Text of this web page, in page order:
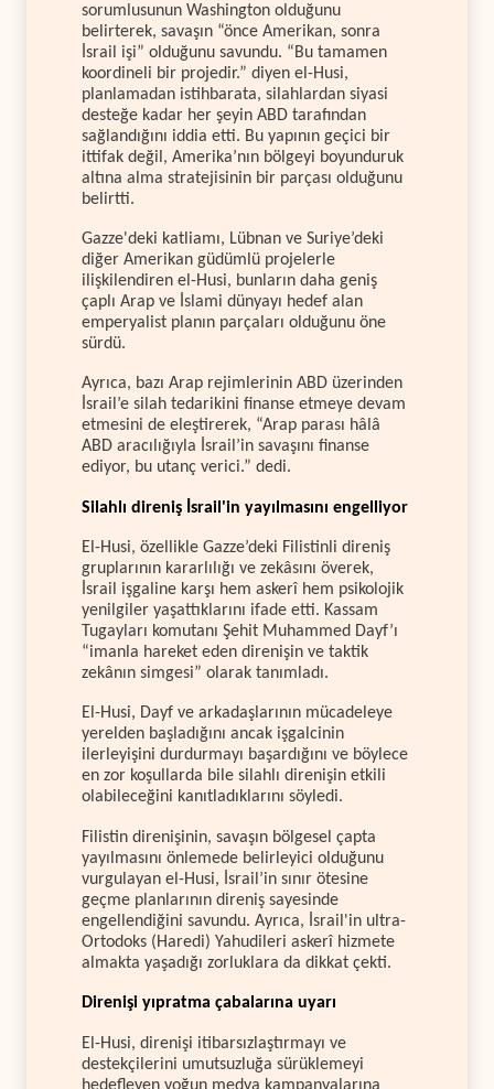
sorumlusunun Washington olduğunu
belirterek, savaşın “önce Amerikan, sonra
İsrail işi” olduğunu savundu. “Bu tamamen
koordineli bir projedir.” diyen el-Husi,
planlamadan istihbarata, silahlardan siyasi
desteğe kadar her şeyin ABD tarafından
sağlandığını iddia etti. Bu yapının geçici bir
ittifak değil, Amerika’nın bölgeyi boyunduruk
altına alma stratejisinin bir parçası olduğunu
belirtti.
Gazze'deki katliamı, Lübnan ve Suriye’deki
diğer Amerikan güdümlü projelerle
ilişkilendiren el-Husi, bunların daha geniş
çaplı Arap ve İslami dünyayı hedef alan
emperyalist planın parçaları olduğunu öne
sürdü.
Ayrıca, bazı Arap rejimlerinin ABD üzerinden
İsrail’e silah tedarikini finanse etmeye devam
etmesini de eleştirerek, “Arap parası hâlâ
ABD aracılığıyla İsrail’in savaşını finanse
ediyor, bu utanç verici.” dedi.
Silahlı direniş İsrail'in yayılmasını engelliyor
El-Husi, özellikle Gazze’deki Filistinli direniş
gruplarının kararlılığı ve zekâsını överek,
İsrail işgaline karşı hem askerî hem psikolojik
yenilgiler yaşattıklarını ifade etti. Kassam
Tugayları komutanı Şehit Muhammed Dayf’ı
“imanla hareket eden direnişin ve taktik
zekânın simgesi” olarak tanımladı.
El-Husi, Dayf ve arkadaşlarının mücadeleye
yerelden başladığını ancak işgalcinin
ilerleyişini durdurmayı başardığını ve böylece
en zor koşullarda bile silahlı direnişin etkili
olabileceğini kanıtladıklarını söyledi.
Filistin direnişinin, savaşın bölgesel çapta
yayılmasını önlemede belirleyici olduğunu
vurgulayan el-Husi, İsrail’in sınır ötesine
geçme planlarının direniş sayesinde
engellendiğini savundu. Ayrıca, İsrail'in ultra-
Ortodoks (Haredi) Yahudileri askerî hizmete
almakta yaşadığı zorluklara da dikkat çekti.
Direnişi yıpratma çabalarına uyarı
El-Husi, direnişi itibarsızlaştırmayı ve
destekçilerini umutsuzluğa sürüklemeyi
hedefleyen yoğun medya kampanyalarına